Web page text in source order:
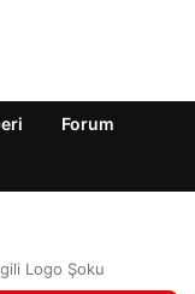
Forum
Logo Şoku